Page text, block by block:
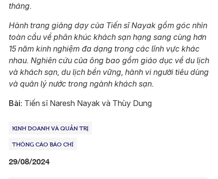
tháng.
Hành trang giảng dạy của Tiến sĩ Nayak gồm góc nhìn
toàn cầu về phân khúc khách sạn hạng sang cùng hơn
15 năm kinh nghiệm đa dạng trong các lĩnh vực khác
nhau. Nghiên cứu của ông bao gồm giáo dục về du lịch
và khách sạn, du lịch bền vững, hành vi người tiêu dùng
và quản lý nước trong ngành khách sạn.
Bài: Tiến sĩ Naresh Nayak và Thùy Dung
KINH DOANH VÀ QUẢN TRỊ
THÔNG CÁO BÁO CHÍ
29/08/2024